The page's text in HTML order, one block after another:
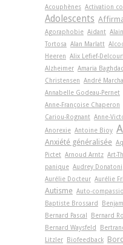
Acouphènes Activation
Adolescents
Agoraphobie Aidant
Tortosa Alan Marlatt
Heeren Alix Lefief-
Alzheimer Amaria
Christensen André
Annabelle Godeau-Pernet
Anne-Françoise Chaperon
Cariou-Rognant Anne-
Anorexie Antoine Bioy
Anxiété généralisée
Pictet Arnoud Arntz Art-
panique Audrey Donatoni
Aurélie Docteur Aurélie
Autisme Auto-
Baptiste Brossard
Bernard Pascal
Bernard
Bernard Waysfeld
Litzler
Biofeedback